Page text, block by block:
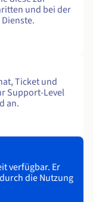
und bei der
Ticket und
Support-Level
an.
verfügbar. Er
die Nutzung